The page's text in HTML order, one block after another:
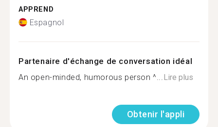
APPREND
Espagnol
Partenaire d'échange de conversation idéal
An open-minded, humorous person ^... Lire plus
Obtenir l'appli